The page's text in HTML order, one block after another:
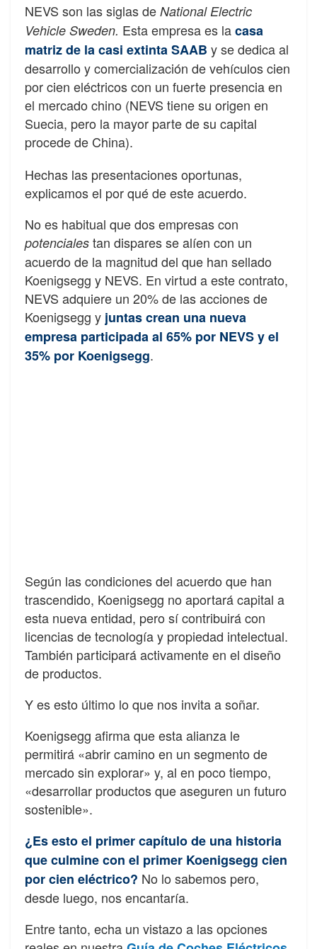
NEVS son las siglas de National Electric
Vehicle Sweden. Esta empresa es lacasa
matriz de la casi extinta SAAB y se dedica al
desarrollo y comercialización de vehículos cien
por cien eléctricos con un fuerte presencia en
el mercado chino (NEVS tiene su origen en
Suecia, pero la mayor parte de su capital
procede de China).
Hechas las presentaciones oportunas,
explicamos el por qué de este acuerdo.
No es habitual que dos empresas con
potenciales tan dispares se alíen con un
acuerdo de la magnitud del que han sellado
Koenigsegg y NEVS. En virtud a este contrato,
NEVS adquiere un 20% de las acciones de
Koenigsegg y juntas crean una nueva
empresa participada al 65% por NEVS y el
35% por Koenigsegg.
Según las condiciones del acuerdo que han
trascendido, Koenigsegg no aportará capital a
esta nueva entidad, pero sí contribuirá con
licencias de tecnología y propiedad intelectual.
También participará activamente en el diseño
de productos.
Y es esto último lo que nos invita a soñar.
Koenigsegg afirma que esta alianza le
permitirá «abrir camino en un segmento de
mercado sin explorar» y, al en poco tiempo,
«desarrollar productos que aseguren un futuro
sostenible».
¿Es esto el primer capítulo de una historia
que culmine con el primer Koenigsegg cien
por cien eléctrico? No lo sabemos pero,
desde luego, nos encantaría.
Entre tanto, echa un vistazo a las opciones